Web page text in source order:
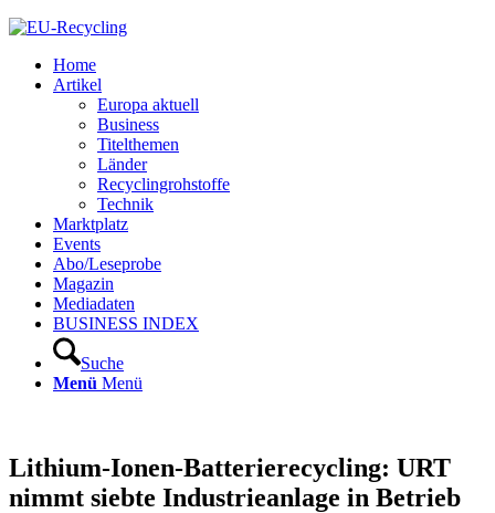
Home
Artikel
Europa aktuell
Business
Titelthemen
Länder
Recyclingrohstoffe
Technik
Marktplatz
Events
Abo/Leseprobe
Magazin
Mediadaten
BUSINESS INDEX
Suche
Menü Menü
Lithium-Ionen-Batterierecycling: URT
nimmt siebte Industrieanlage in Betrieb